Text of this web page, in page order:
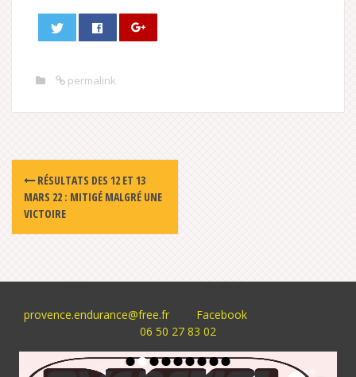
permalink
Post
navigation
RÉSULTATS DES 12 ET 13
MARS 22 : MITIGÉ MALGRÉ UNE
VICTOIRE
provence.endurance@free.fr
Facebook
06 50 27 83 02